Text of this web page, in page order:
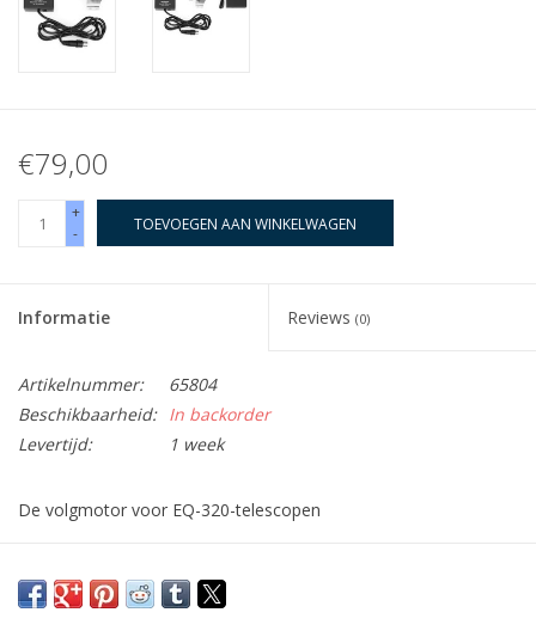
Cadeaubonnen
€79,00
+
-
TOEVOEGEN AAN WINKELWAGEN
Informatie Reviews (0)
Artikelnummer:
65804
Beschikbaarheid: In backorder
Levertijd:
1 week
De volgmotor voor EQ-320-telescopen
gekregen, glijdt het alweer weg. Kies daarom voor een
motorische aandrijving van uw telescoop, zodat u uw